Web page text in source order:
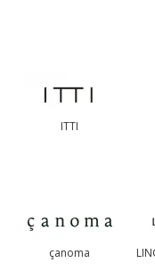
ITTI
çanoma